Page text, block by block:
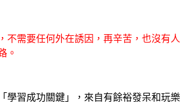
不需要任何外在誘因，再辛苦，也沒有人
。
學習成功關鍵」，來自有餘裕發呆和玩樂